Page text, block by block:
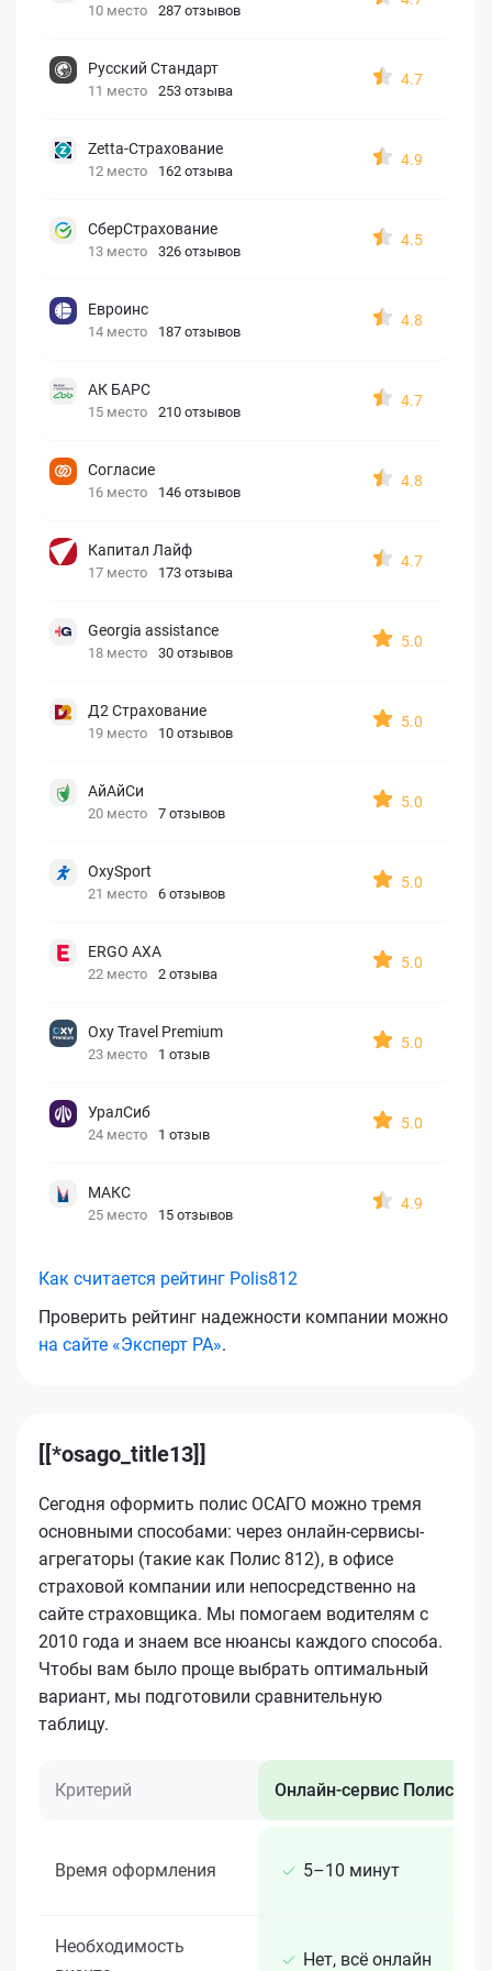
10 место 287 отзывов
Русский Стандарт
11 место 253 отзыва
4.7
Zetta-Страхование
12 место 162 отзыва
4.9
СберСтрахование
13 место 326 отзывов
4.5
Евроинс
14 место 187 отзывов
4.8
АК БАРС
15 место 210 отзывов
4.7
Согласие
16 место 146 отзывов
4.8
Капитал Лайф
17 место 173 отзыва
4.7
Georgia assistance
18 место 30 отзывов
5.0
Д2 Страхование
19 место 10 отзывов
5.0
АйАйСи
20 место 7 отзывов
5.0
OxySport
21 место 6 отзывов
5.0
ERGO AXA
22 место 2 отзыва
5.0
Oxy Travel Premium
23 место 1 отзыв
5.0
УралСиб
24 место 1 отзыв
5.0
МАКС
25 место 15 отзывов
4.9
Как считается рейтинг Polis812
Проверить рейтинг надежности компании можно
на сайте «Эксперт РА».
[[*osago_title13]]
Сегодня оформить полис ОСАГО можно тремя
основными способами: через онлайн-сервисы-
агрегаторы (такие как Полис 812), в офисе
страховой компании или непосредственно на
сайте страховщика. Мы помогаем водителям с
2010 года и знаем все нюансы каждого способа.
Чтобы вам было проще выбрать оптимальный
вариант, мы подготовили сравнительную
таблицу.
Критерий Онлайн-сервис Полис 812
Время оформления 5–10 минут
Необходимость
Нет, всё онлайн